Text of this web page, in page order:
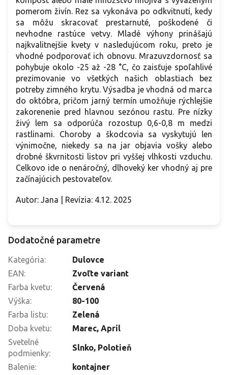
pomerom živín. Rez sa vykonáva po odkvitnutí, kedy
sa môžu skracovať prestarnuté, poškodené či
nevhodne rastúce vetvy. Mladé výhony prinášajú
najkvalitnejšie kvety v nasledujúcom roku, preto je
vhodné podporovať ich obnovu. Mrazuvzdornosť sa
pohybuje okolo -25 až -28 °C, čo zaisťuje spoľahlivé
prezimovanie vo všetkých našich oblastiach bez
potreby zimného krytu. Výsadba je vhodná od marca
do októbra, pričom jarný termín umožňuje rýchlejšie
zakorenenie pred hlavnou sezónou rastu. Pre nízky
živý lem sa odporúča rozostup 0,6-0,8 m medzi
rastlinami. Choroby a škodcovia sa vyskytujú len
výnimočne, niekedy sa na jar objavia vošky alebo
drobné škvrnitosti listov pri vyššej vlhkosti vzduchu.
Celkovo ide o nenáročný, dlhoveký ker vhodný aj pre
začínajúcich pestovateľov.
Autor: Jana | Revízia: 4.12. 2025
Dodatočné parametre
Kategória:
Dulovce
EAN:
Zvoľte variant
Farba kvetu:
Červená
Výška:
80-100
Farba listu:
Zelená
Doba kvetu: Marec, Apríl
Svetelné
podmienky:
Slnko, Polotieň
Balenie: kontajner